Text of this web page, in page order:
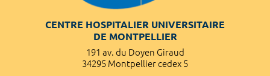
CENTRE HOSPITALIER UNIVERSITAIRE
DE MONTPELLIER
191 av. du Doyen Giraud
34295 Montpellier cedex 5